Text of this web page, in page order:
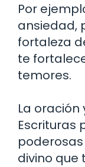
Por
ansiedad,
fortaleza
te
temores.
La
Escrituras
divino que